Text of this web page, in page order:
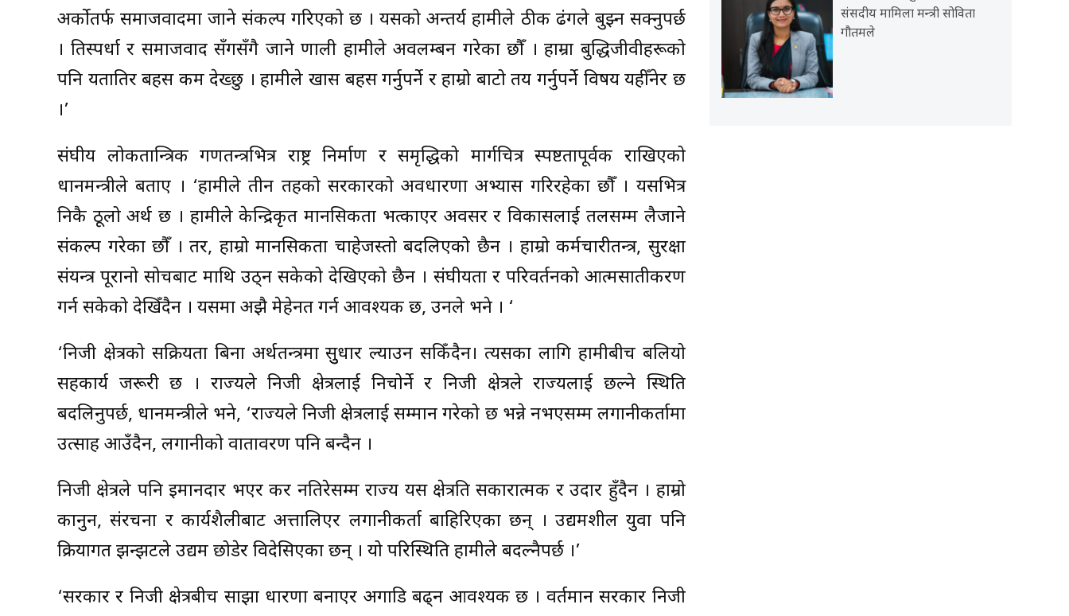
अर्कोतर्फ समाजवादमा जाने संकल्प गरिएको छ । यसको अन्तर्य हामीले ठीक ढंगले बुझ्न सक्नुपर्छ
। प्रतिस्पर्धा र समाजवाद सँगसँगै जाने प्रणाली हामीले अवलम्बन गरेका छौँ । हाम्रा बुद्धिजीवीहरूको
पनि यतातिर बहस कम देख्छु । हामीले खास बहस गर्नुपर्ने र हाम्रो बाटो तय गर्नुपर्ने विषय यहीँनेर छ
।’
संघीय लोकतान्त्रिक गणतन्त्रभित्र राष्ट्र निर्माण र समृद्धिको मार्गचित्र स्पष्टतापूर्वक राखिएको
प्रधानमन्त्रीले बताए । ‘हामीले तीन तहको सरकारको अवधारणा अभ्यास गरिरहेका छौँ । यसभित्र
निकै ठूलो अर्थ छ । हामीले केन्द्रिकृत मानसिकता भत्काएर अवसर र विकासलाई तलसम्म लैजाने
संकल्प गरेका छौँ । तर, हाम्रो मानसिकता चाहेजस्तो बदलिएको छैन । हाम्रो कर्मचारीतन्त्र, सुरक्षा
संयन्त्र पूरानो सोचबाट माथि उठ्न सकेको देखिएको छैन । संघीयता र परिवर्तनको आत्मसातीकरण
गर्न सकेको देखिँदैन । यसमा अझै मेहेनत गर्न आवश्यक छ, उनले भने । ‘
‘निजी क्षेत्रको सक्रियता बिना अर्थतन्त्रमा सुुधार ल्याउन सकिँदैन। त्यसका लागि हामीबीच बलियो
सहकार्य जरूरी छ । राज्यले निजी क्षेत्रलाई निचोर्ने र निजी क्षेत्रले राज्यलाई छल्ने स्थिति
बदलिनुपर्छ, प्रधानमन्त्रीले भने, ‘राज्यले निजी क्षेत्रलाई सम्मान गरेको छ भन्ने नभएसम्म लगानीकर्तामा
उत्साह आउँदैन, लगानीको वातावरण पनि बन्दैन ।
निजी क्षेत्रले पनि इमानदार भएर कर नतिरेसम्म राज्य यस क्षेत्रप्रति सकारात्मक र उदार हुँदैन । हाम्रो
कानुन, संरचना र कार्यशैलीबाट अत्तालिएर लगानीकर्ता बाहिरिएका छन् । उद्यमशील युवा पनि
प्रक्रियागत झन्झटले उद्यम छोडेर विदेसिएका छन् । यो परिस्थिति हामीले बदल्नैपर्छ ।’
‘सरकार र निजी क्षेत्रबीच साझा धारणा बनाएर अगाडि बढ्न आवश्यक छ । वर्तमान सरकार निजी
संसदीय मामिला मन्त्री सोविता
गौतमले